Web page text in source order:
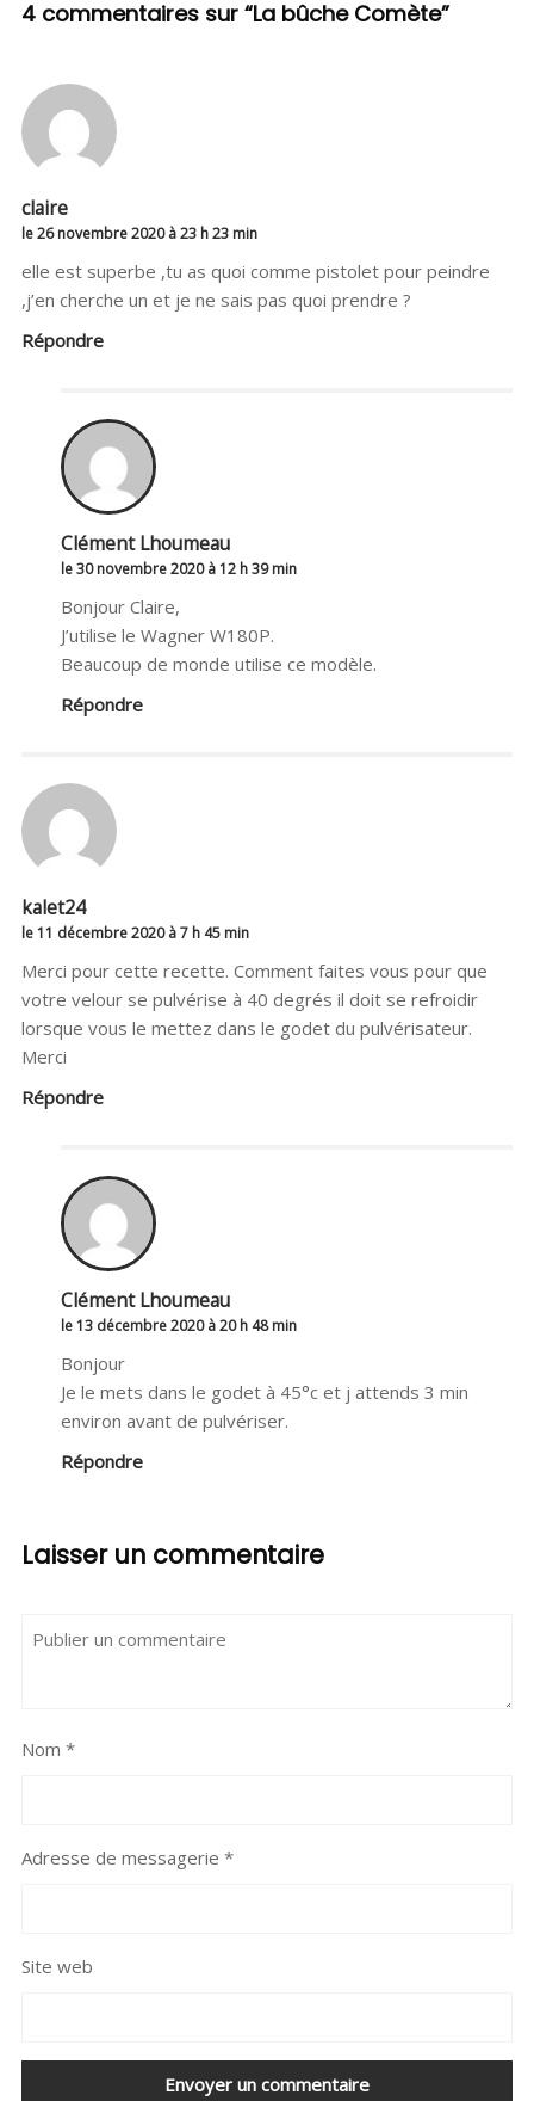
4 commentaires sur “La bûche Comète”
claire
le 26 novembre 2020 à 23 h 23 min
elle est superbe ,tu as quoi comme pistolet pour peindre
,j’en cherche un et je ne sais pas quoi prendre ?
Répondre
Clément Lhoumeau
le 30 novembre 2020 à 12 h 39 min
Bonjour Claire,
J’utilise le Wagner W180P.
Beaucoup de monde utilise ce modèle.
Répondre
kalet24
le 11 décembre 2020 à 7 h 45 min
Merci pour cette recette. Comment faites vous pour que
votre velour se pulvérise à 40 degrés il doit se refroidir
lorsque vous le mettez dans le godet du pulvérisateur.
Merci
Répondre
Clément Lhoumeau
le 13 décembre 2020 à 20 h 48 min
Bonjour
Je le mets dans le godet à 45°c et j attends 3 min
environ avant de pulvériser.
Répondre
Laisser un commentaire
Nom *
Adresse de messagerie *
Site web